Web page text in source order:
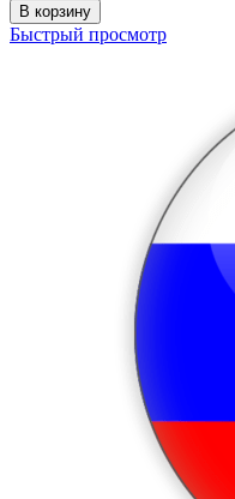
В корзину
Быстрый просмотр